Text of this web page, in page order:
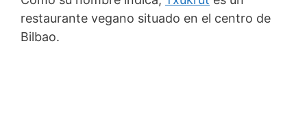
restaurante vegano situado en el centro de
Bilbao.